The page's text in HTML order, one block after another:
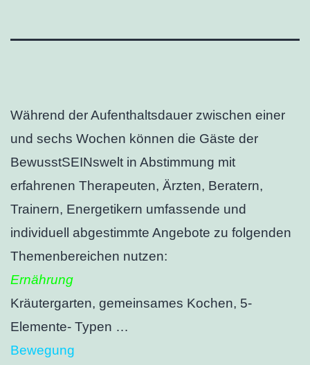
Während der Aufenthaltsdauer zwischen einer
und sechs Wochen können die Gäste der
BewusstSEINswelt in Abstimmung mit
erfahrenen Therapeuten, Ärzten, Beratern,
Trainern, Energetikern umfassende und
individuell abgestimmte Angebote zu folgenden
Themenbereichen nutzen:
Ernährung
Kräutergarten, gemeinsames Kochen, 5-
Elemente- Typen …
Bewegung